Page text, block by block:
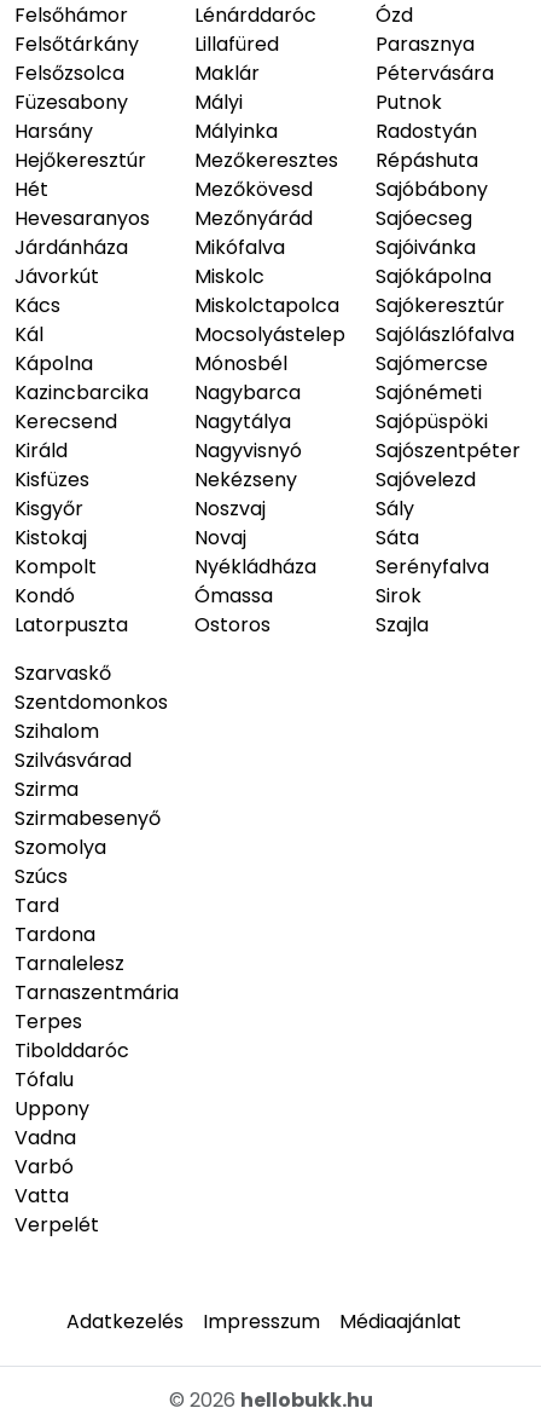
Felsőhámor
Felsőtárkány
Felsőzsolca
Füzesabony
Harsány
Hejőkeresztúr
Hét
Hevesaranyos
Járdánháza
Jávorkút
Kács
Kál
Kápolna
Kazincbarcika
Kerecsend
Királd
Kisfüzes
Kisgyőr
Kistokaj
Kompolt
Kondó
Latorpuszta
Lénárddaróc
Lillafüred
Maklár
Mályi
Mályinka
Mezőkeresztes
Mezőkövesd
Mezőnyárád
Mikófalva
Miskolc
Miskolctapolca
Mocsolyástelep
Mónosbél
Nagybarca
Nagytálya
Nagyvisnyó
Nekézseny
Noszvaj
Novaj
Nyékládháza
Ómassa
Ostoros
Ózd
Parasznya
Pétervására
Putnok
Radostyán
Répáshuta
Sajóbábony
Sajóecseg
Sajóivánka
Sajókápolna
Sajókeresztúr
Sajólászlófalva
Sajómercse
Sajónémeti
Sajópüspöki
Sajószentpéter
Sajóvelezd
Sály
Sáta
Serényfalva
Sirok
Szajla
Szarvaskő
Szentdomonkos
Szihalom
Szilvásvárad
Szirma
Szirmabesenyő
Szomolya
Szúcs
Tard
Tardona
Tarnalelesz
Tarnaszentmária
Terpes
Tibolddaróc
Tófalu
Uppony
Vadna
Varbó
Vatta
Verpelét
Adatkezelés Impresszum Médiaajánlat
© 2026 hellobukk.hu